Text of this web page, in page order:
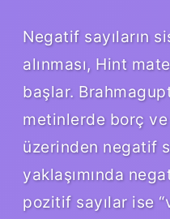
Negatif sayıların
alınması, Hint
başlar.
metinlerde borç
üzerinden negatif
yaklaşımında
pozitif sayılar ise